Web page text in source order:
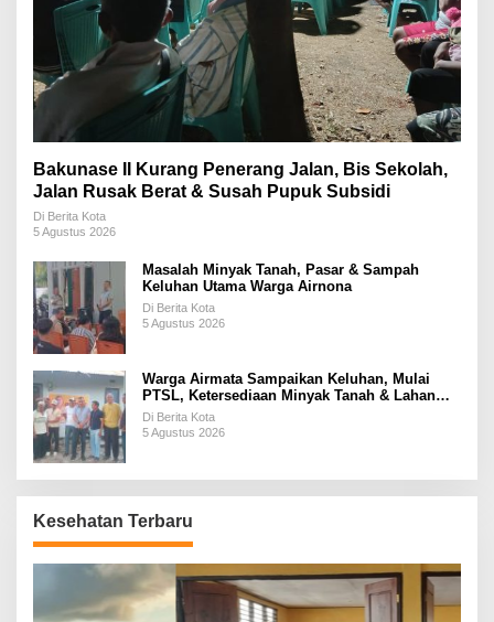
Bakunase II Kurang Penerang Jalan, Bis Sekolah,
Jalan Rusak Berat & Susah Pupuk Subsidi
Di Berita Kota
5 Agustus 2026
Masalah Minyak Tanah, Pasar & Sampah
Keluhan Utama Warga Airnona
Di Berita Kota
5 Agustus 2026
Warga Airmata Sampaikan Keluhan, Mulai
PTSL, Ketersediaan Minyak Tanah & Lahan
Pemakaman
Di Berita Kota
5 Agustus 2026
Kesehatan Terbaru